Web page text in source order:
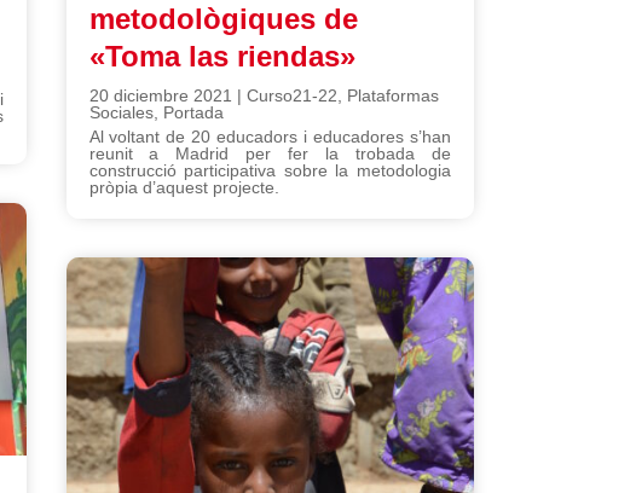
metodològiques de
«Toma las riendas»
20 diciembre 2021 | Curso21-22
Plataformas
Sociales, Portada
Al voltant de 20 educadors i educadores s’han
reunit a Madrid per fer la trobada de
construcció participativa sobre la metodologia
pròpia d’aquest projecte.